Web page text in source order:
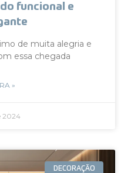
funcional e
de muita alegria e
essa chegada
»
2024
DECORAÇÃO